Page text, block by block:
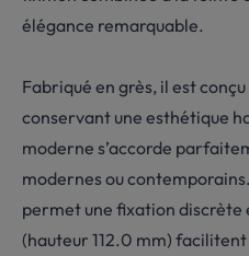
élégance remarquable.
Fabriqué en grès, il est
conservant une esthétique
moderne s’accorde
modernes ou
permet une fixation discrète
(hauteur 112.0 mm)